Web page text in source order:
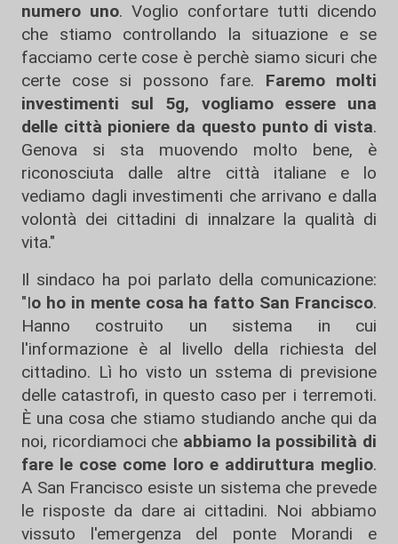
numero uno. Voglio confortare tutti dicendo
che stiamo controllando la situazione e se
facciamo certe cose è perchè siamo sicuri che
certe cose si possono fare. Faremo molti
investimenti sul 5g, vogliamo essere una
delle città pioniere da questo punto di vista.
Genova si sta muovendo molto bene, è
riconosciuta dalle altre città italiane e lo
vediamo dagli investimenti che arrivano e dalla
volontà dei cittadini di innalzare la qualità di
vita."
Il sindaco ha poi parlato della comunicazione:
"Io ho in mente cosa ha fatto San Francisco.
Hanno costruito un sistema in cui
l'informazione è al livello della richiesta del
cittadino. Lì ho visto un sstema di previsione
delle catastrofi, in questo caso per i terremoti.
È una cosa che stiamo studiando anche qui da
noi, ricordiamoci che abbiamo la possibilità di
fare le cose come loro e addiruttura meglio.
A San Francisco esiste un sistema che prevede
le risposte da dare ai cittadini. Noi abbiamo
vissuto l'emergenza del ponte Morandi e